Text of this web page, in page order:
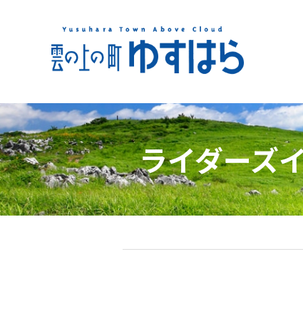
ライダーズ